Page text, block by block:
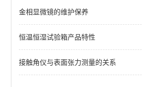
金相显微镜的维护保养
恒温恒湿试验箱产品特性
接触角仪与表面张力测量的关系